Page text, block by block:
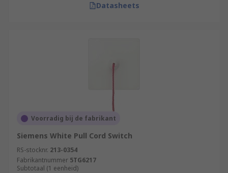
Datasheets
Voorradig bij de fabrikant
Siemens White Pull Cord Switch
RS-stocknr. 213-0354
Fabrikantnummer 5TG6217
Subtotaal (1 eenheid)